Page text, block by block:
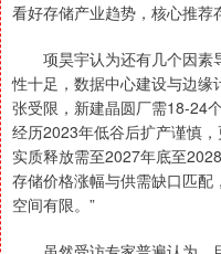
看好存储产业趋势，核心推荐
项昊宇认为还有几个因素
性十足，数据中心建设与边
张受限，新建晶圆厂需18-24
经历2023年低谷后扩产谨慎
实质释放需至2027年底至
存储价格涨幅与供需缺口匹
空间有限。”